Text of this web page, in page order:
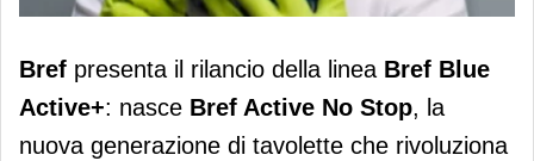
Bref presenta Active No Stop per la
pulizia del wc: nuova formula e
campagna di comunicazione
Bref presenta il rilancio della linea Bref Blue
Active+: nasce Bref Active No Stop, la
nuova generazione di tavolette che rivoluziona